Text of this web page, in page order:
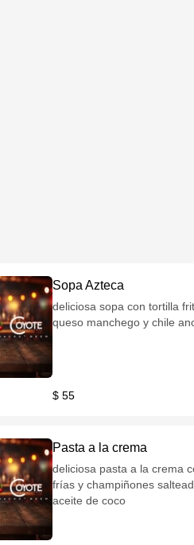
Sopa Azteca
deliciosa sopa con tortilla
queso manchego y chile
$ 55
Pasta a la crema
deliciosa pasta a la crema
frías y champiñones
aceite de coco